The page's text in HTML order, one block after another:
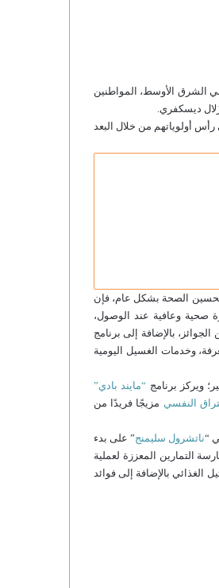
الشرق الأوسط، المواطنين
أولوياتهم من خلال البعد
الصحة بشكل عام، فإن
صحية وعافية عند الوصول،
بالإضافة إلى برنامج
وخدمات الغسيل اليومية
ويركز برنامج “مايند بادي”
النفسي مزيجًا فريدًا من
“ناتشرول سليمنج” على بدء
التمارين المعززة لعملية
الغذائي بالإضافة إلى فوائد